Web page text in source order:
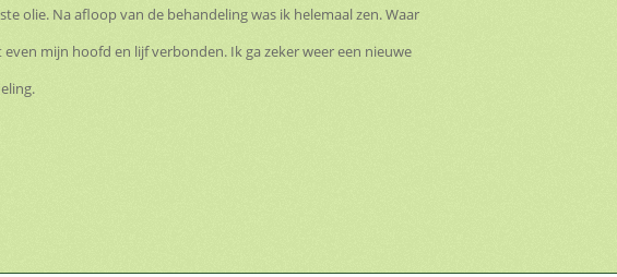
olie. Na afloop van de behandeling was ik helemaal zen. Waar
mijn hoofd en lijf verbonden. Ik ga zeker weer een nieuwe